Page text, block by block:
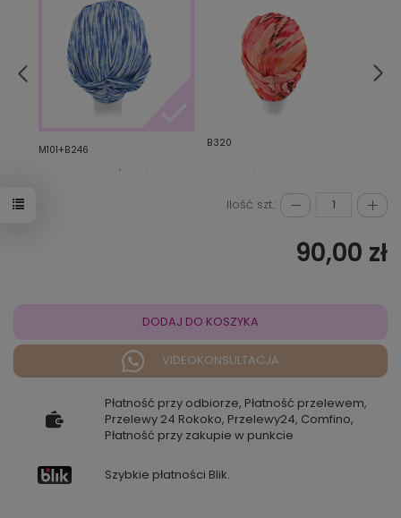
M101+B246
B320
Ilość szt.:
90,00 zł
DODAJ DO KOSZYKA
VIDEOKONSULTACJA
Płatność przy odbiorze, Płatność przelewem,
Przelewy 24 Rokoko, Przelewy24, Comfino,
Płatność przy zakupie w punkcie
Szybkie płatności Blik.